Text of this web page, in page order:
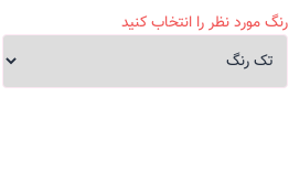
رنگ مورد نظر را انتخاب کنید